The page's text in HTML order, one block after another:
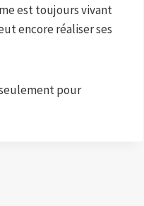
est toujours vivant
encore réaliser ses
pour